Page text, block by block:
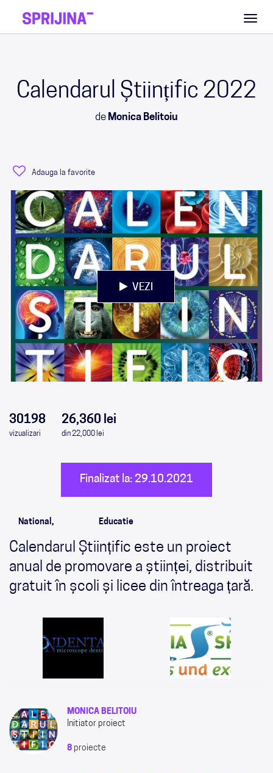
Calendarul Științific 2022
de Monica Belitoiu
Adauga la favorite
VEZI
30198
vizualizari
26,360 lei
din 22,000 lei
Finalizat la: 29.10.2021
National, Educatie
Calendarul Științific este un proiect
anual de promovare a științei, distribuit
gratuit în școli și licee din întreaga țară.
MONICA BELITOIU
Initiator proiect
8 proiecte